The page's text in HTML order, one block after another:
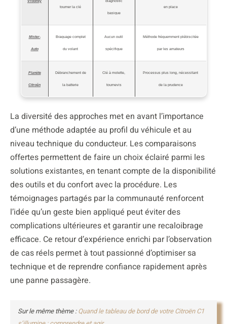
Vroomly
tourner la clé
diagnostic
basique
en place
Mister-
Auto
Braquage complet
du volant
Aucun outil
spécifique
Méthode fréquemment plébiscitée
par les amateurs
Planète
Citroën
Débranchement de
la batterie
Clé à molette,
tournevis
Processus plus long, nécessitant
de la prudence
La diversité des approches met en avant l’importance
d’une méthode adaptée au profil du véhicule et au
niveau technique du conducteur. Les comparaisons
offertes permettent de faire un choix éclairé parmi les
solutions existantes, en tenant compte de la disponibilité
des outils et du confort avec la procédure. Les
témoignages partagés par la communauté renforcent
l’idée qu’un geste bien appliqué peut éviter des
complications ultérieures et garantir une recaloibrage
efficace. Ce retour d’expérience enrichi par l’observation
de cas réels permet à tout passionné d’optimiser sa
technique et de reprendre confiance rapidement après
une panne passagère.
Sur le même thème :Quand le tableau de bord de votre Citroën C1